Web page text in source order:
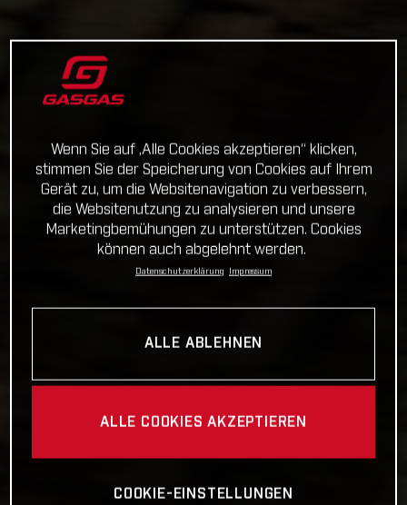
Wenn Sie auf „Alle Cookies akzeptieren“ klicken,
stimmen Sie der Speicherung von Cookies auf Ihrem
Gerät zu, um die Websitenavigation zu verbessern,
die Websitenutzung zu analysieren und unsere
Marketingbemühungen zu unterstützen. Cookies
können auch abgelehnt werden.
Datenschutzerklärung Impressum
ALLE ABLEHNEN
ALLE COOKIES AKZEPTIEREN
COOKIE-EINSTELLUNGEN